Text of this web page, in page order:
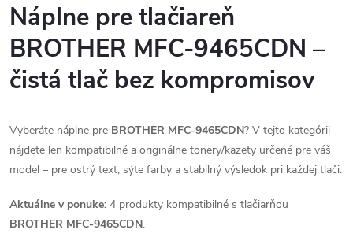
Náplne pre tlačiareň
BROTHER MFC-9465CDN –
čistá tlač bez kompromisov
Vyberáte náplne pre BROTHER MFC-9465CDN? V tejto kategórii
nájdete len kompatibilné a originálne tonery/kazety určené pre váš
model – pre ostrý text, sýte farby a stabilný výsledok pri každej tlači.
Aktuálne v ponuke: 4 produkty kompatibilné s tlačiarňou
BROTHER MFC-9465CDN.